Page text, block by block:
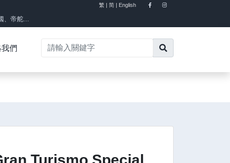
繁 | 简 | English
帝舵...
們